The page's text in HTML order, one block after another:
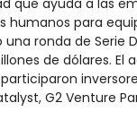
que ayuda a las
humanos para
ronda de Serie
de dólares. El
G2 Venture